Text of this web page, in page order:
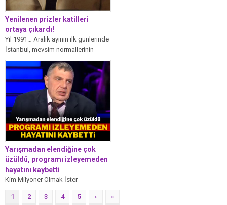
Yenilenen prizler katilleri
ortaya çıkardı!
Yıl 1991… Aralık ayının ilk günlerinde
İstanbul, mevsim normallerinin
üzerinde seyreden bir hava
yaşıyordu. Yağmurun...
Yarışmadan elendiğine çok
üzüldü, programı izleyemeden
hayatını kaybetti
Kim Milyoner Olmak İster
bölümüne katılan diş hekimi Yaman
1 2 3 4 5 › »